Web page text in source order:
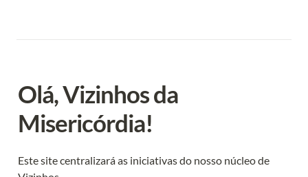
Olá, Vizinhos da
Misericórdia!
Este site centralizará as iniciativas do nosso núcleo de